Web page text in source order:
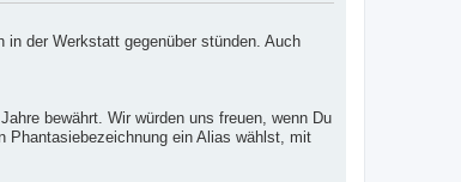
der Werkstatt gegenüber stünden. Auch
bewährt. Wir würden uns freuen, wenn Du
Phantasiebezeichnung ein Alias wählst, mit